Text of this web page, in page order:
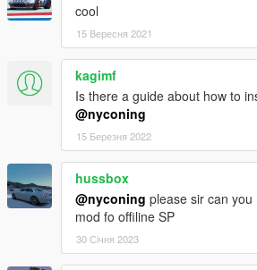
cool
15 Вересня 2021
kagimf
Is there a guide about how to
@nyconing
15 Березня 2022
hussbox
@nyconing please sir can
mod fo offiline SP
30 Січня 2023